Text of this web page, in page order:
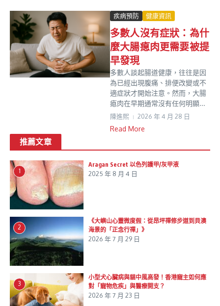
疾病預防 健康資訊
多數人沒有症狀：為什
麼大腸瘜肉更需要被提
早發現
多數人談起腸道健康，往往是因
為已經出現腹痛、排便改變或不
適症狀才開始注意。然而，大腸
瘜肉在早期通常沒有任何明顯...
陳進𤋮 2026 年 4 月 28 日
Read More
推薦文章
1
Aragan Secret 以色列護甲/灰甲液
2025 年 8 月 4 日
2
《大嶼山心靈微度假：從昂坪禪修步道到貝澳
海景的「正念行禪」》
2026 年 7 月 29 日
3
小型犬心臟病與貓中風高發！香港寵主如何應
對「寵物危疾」與醫療開支？
2026 年 7 月 23 日